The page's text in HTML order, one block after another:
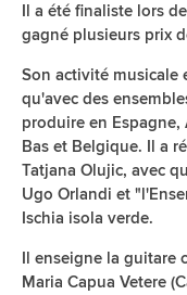
Il a été finaliste lors
gagné plusieurs prix
Son activité musicale
qu'avec des
produire en Espagne,
Bas et Belgique. Il a
Tatjana Olujic, avec
Ugo Orlandi et
Ischia isola verde.
Il enseigne la guitare
Maria Capua Vetere